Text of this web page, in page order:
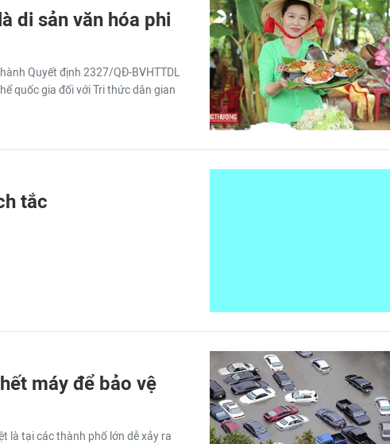
di sản văn hóa phi
Quyết định 2327/QĐ-BVHTTDL
quốc gia đối với Tri thức dân gian
tắc
máy để bảo vệ
là tại các thành phố lớn dễ xảy ra